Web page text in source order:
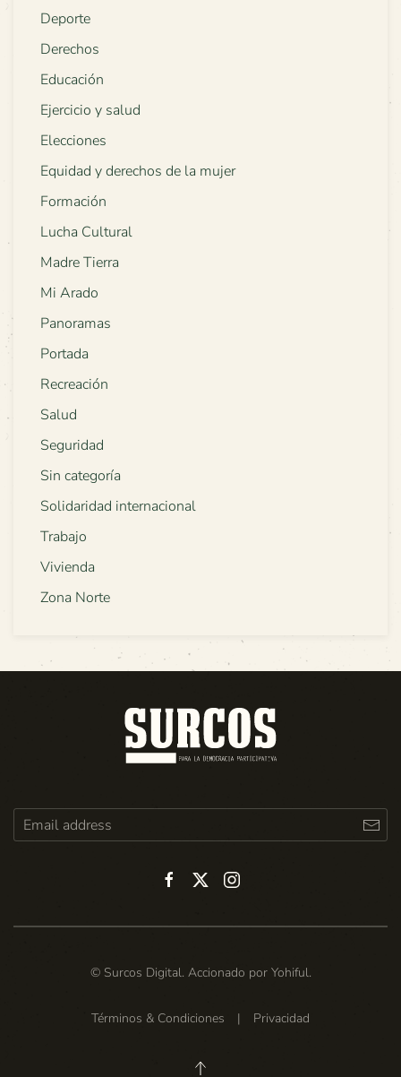
Deporte
Derechos
Educación
Ejercicio y salud
Elecciones
Equidad y derechos de la mujer
Formación
Lucha Cultural
Madre Tierra
Mi Arado
Panoramas
Portada
Recreación
Salud
Seguridad
Sin categoría
Solidaridad internacional
Trabajo
Vivienda
Zona Norte
© Surcos Digital. Accionado por Yohiful.
Términos & Condiciones | Privacidad